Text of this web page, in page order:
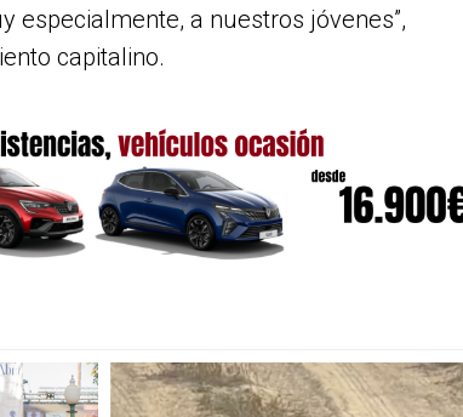
especialmente, a nuestros jóvenes”,
capitalino.